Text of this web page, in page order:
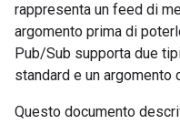
rappresenta un feed di
argomento prima di
Pub/Sub supporta due
standard e un argomento
Questo documento